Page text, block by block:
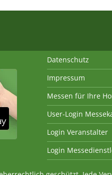
Datenschutz
Impressum
Messen für Ihre
User-Login
Login Veranstalter
Login